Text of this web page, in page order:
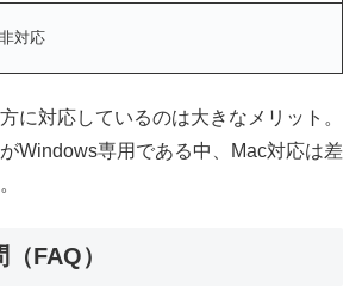
非対応
に対応しているのは大きなメリット。
Windows専用である中、Mac対応は差
FAQ）